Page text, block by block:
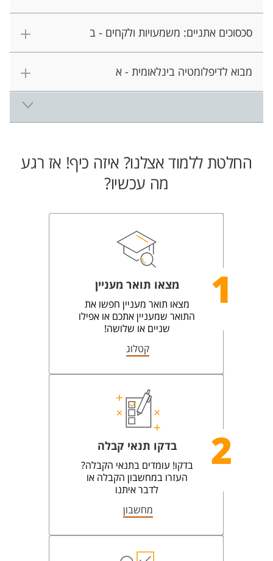
סכסוכים אתניים: משמעויות ולקחים - ב
מבוא לדיפלומטיה בינלאומית - א
החלטת ללמוד אצלנו? איזה כיף! אז רגע
מה עכשיו?
1 מצאו תואר מעניין
מצאו תואר מעניין חפשו את
התואר שמעניין אתכם או אפילו
שניים או שלושה!
קטלוג
2 בדקו תנאי קבלה
בדקו! עומדים בתנאי הקבלה?
העזרו במחשבון הקבלה או
לדבר איתנו
מחשבון